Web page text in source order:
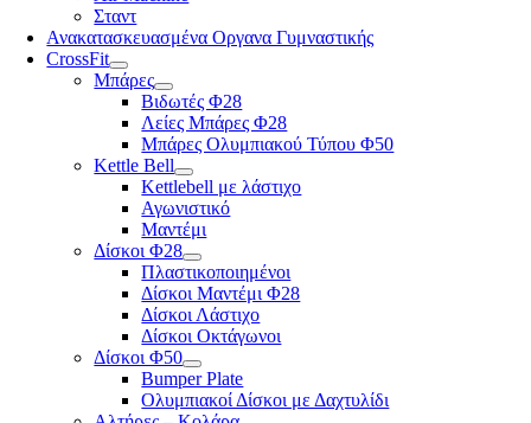
Σταντ
Ανακατασκευασμένα Οργανα Γυμναστικής
CrossFit
Μπάρες
Βιδωτές Φ28
Λείες Μπάρες Φ28
Μπάρες Ολυμπιακού Τύπου Φ50
Kettle Bell
Kettlebell με λάστιχο
Αγωνιστικό
Μαντέμι
Δίσκοι Φ28
Πλαστικοποιημένοι
Δίσκοι Μαντέμι Φ28
Δίσκοι Λάστιχο
Δίσκοι Οκτάγωνοι
Δίσκοι Φ50
Bumper Plate
Ολυμπιακοί Δίσκοι με Δαχτυλίδι